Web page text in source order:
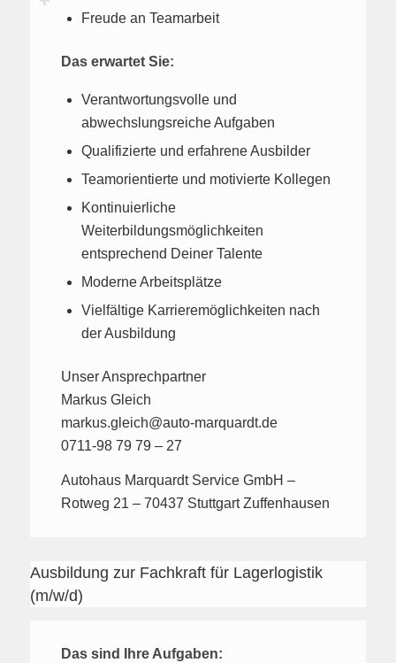
Freude an Teamarbeit
Das erwartet Sie:
Verantwortungsvolle und
abwechslungsreiche Aufgaben
Qualifizierte und erfahrene Ausbilder
Teamorientierte und motivierte Kollegen
Kontinuierliche
Weiterbildungsmöglichkeiten
entsprechend Deiner Talente
Moderne Arbeitsplätze
Vielfältige Karrieremöglichkeiten nach
der Ausbildung
Unser Ansprechpartner
Markus Gleich
markus.gleich@auto-marquardt.de
0711-98 79 79 – 27
Autohaus Marquardt Service GmbH –
Rotweg 21 – 70437 Stuttgart Zuffenhausen
Ausbildung zur Fachkraft für Lagerlogistik
(m/w/d)
Das sind Ihre Aufgaben: